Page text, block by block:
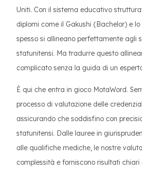
Uniti. Con il sistema educativo
diplomi come il Gakushi (Bachelor) e
spesso si allineano perfettamente agli
statunitensi. Ma tradurre questo
complicato senza la guida di un
È qui che entra in gioco MotaWord.
processo di valutazione delle
assicurando che soddisfino con
statunitensi. Dalle lauree in
alle qualifiche mediche, le nostre
complessità e forniscono risultati chiari